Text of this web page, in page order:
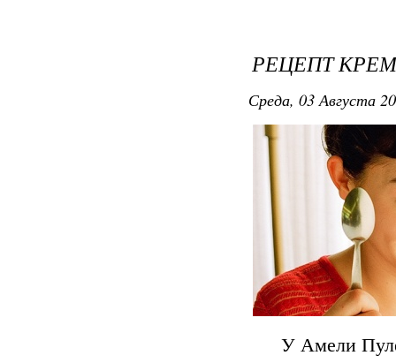
РЕЦЕПТ
Среда, 03 Августа
У Амели